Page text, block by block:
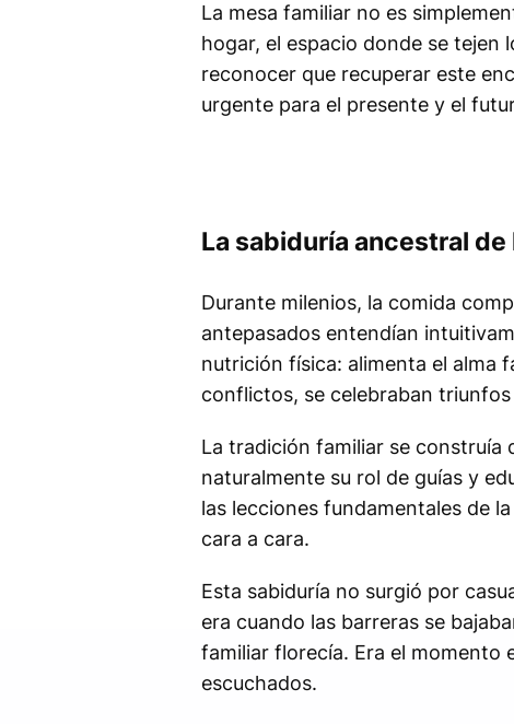
La mesa familiar no es
hogar, el espacio donde se tejen
reconocer que recuperar este
urgente para el presente y el
La sabiduría ancestral
Durante milenios, la comida
antepasados entendían
nutrición física: alimenta el alma
conflictos, se celebraban
La tradición familiar se construía
naturalmente su rol de guías y
las lecciones fundamentales de
cara a cara.
Esta sabiduría no surgió por
era cuando las barreras se
familiar florecía. Era el momento
escuchados.